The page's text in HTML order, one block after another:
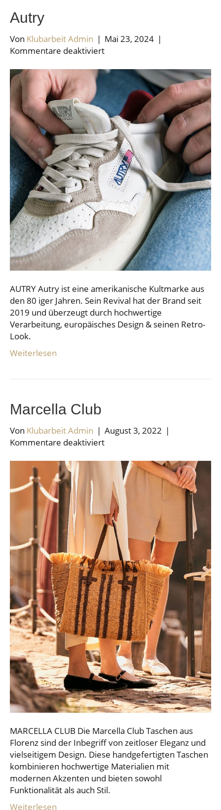
Autry
Von Klubarbeit Admin | Mai 23, 2024 |
Kommentare deaktiviertfür
AUTRY Autry ist eine amerikanische Kultmarke aus
den 80 iger Jahren. Sein Revival hat der Brand seit
2019 und überzeugt durch hochwertige
Verarbeitung, europäisches Design & seinen Retro-
Look.
Weiterlesen
Marcella Club
Von Klubarbeit Admin | August 3, 2022 |
Kommentare deaktiviertfür
Club
MARCELLA CLUB Die Marcella Club Taschen aus
Florenz sind der Inbegriff von zeitloser Eleganz und
vielseitigem Design. Diese handgefertigten Taschen
kombinieren hochwertige Materialien mit
modernen Akzenten und bieten sowohl
Funktionalität als auch Stil.
Weiterlesen